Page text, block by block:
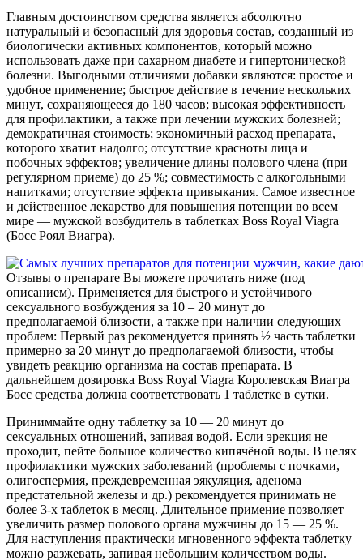
Главным достоинством средства является абсолютно
натуральный и безопасный для здоровья состав, созданный из
биологически активных компонентов, который можно
использовать даже при сахарном диабете и гипертонической
болезни. Выгодными отличиями добавки являются: простое и
удобное применение; быстрое действие в течение нескольких
минут, сохраняющееся до 180 часов; высокая эффективность
для профилактики, а также при лечении мужских болезней;
демократичная стоимость; экономичный расход препарата,
которого хватит надолго; отсутствие красноты лица и
побочных эффектов; увеличение длины полового члена (при
регулярном приеме) до 25 %; совместимость с алкогольными
напитками; отсутствие эффекта привыкания. Самое известное
и действенное лекарство для повышения потенции во всем
мире — мужской возбудитель в таблетках Boss Royal Viagra
(Босс Роял Виагра).
Отзывы о препарате Вы можете прочитать ниже (под
описанием). Применяется для быстрого и устойчивого
сексуального возбуждения за 10 – 20 минут до
предполагаемой близости, а также при наличии следующих
проблем: Первый раз рекомендуется принять ½ часть таблетки
примерно за 20 минут до предполагаемой близости, чтобы
увидеть реакцию организма на состав препарата. В
дальнейшем дозировка Boss Royal Viagra Королевская Виагра
Босс средства должна соответствовать 1 таблетке в сутки.
Приниммайте одну таблетку за 10 — 20 минут до
сексуальных отношений, запивая водой. Если эрекция не
проходит, пейте большое количество кипячёной воды. В целях
профилактики мужских заболеваний (проблемы с почками,
олигоспермия, преждевременная эякуляция, аденома
предстательной железы и др.) рекомендуется принимать не
более 3-х таблеток в месяц. Длительное примение позволяет
увеличить размер полового органа мужчины до 15 — 25 %.
Для наступления практически мгновенного эффекта таблетку
можно разжевать, запивая небольшим количеством воды.